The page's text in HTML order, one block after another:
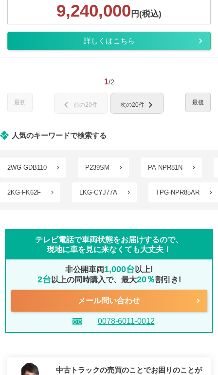
9,240,000 円(税込)
詳しくはこちら
1/2
最初 最後
chevron_left 前の20件 次の20件 chevron_right
人気のキーワードで検索する
2WG-GDB110 P239SM PA-NPR81N
2KG-FK62F LKG-CYJ77A TPG-NPR85AR
テレビ電話で車両状態をお届けするので、
現地に車を見に来なくても大丈夫！
非公開車両1,000台 以上!
2台 以上の同時購入で、最大20％割引き!
メール問い合わせ
0078-6011-0012
中古トラックの売買のことでお困りのことが